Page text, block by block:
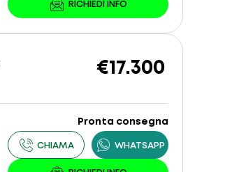
€17.300
Pronta consegna